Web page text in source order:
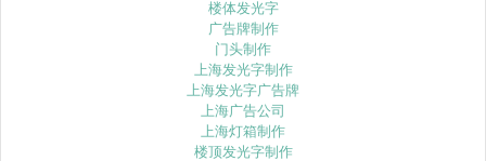
楼体发光字
广告牌制作
门头制作
上海发光字制作
上海发光字广告牌
上海广告公司
上海灯箱制作
楼顶发光字制作